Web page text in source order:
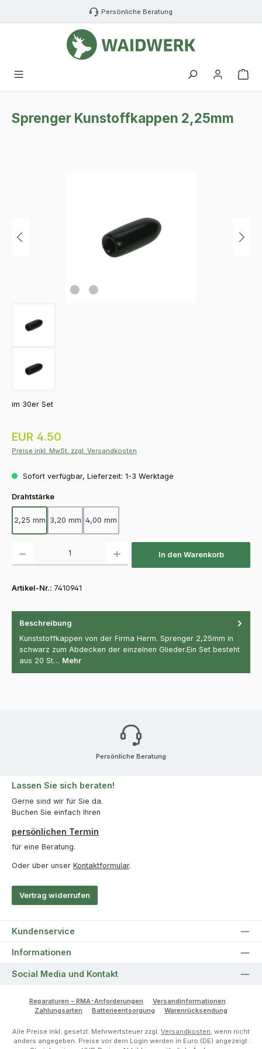
Zum Hauptinhalt springen Persönliche Beratung
Sprenger Kunstoffkappen 2,25mm
im 30er Set
Regulärer Preis:
EUR 4.50
Preise inkl. MwSt. zzgl. Versandkosten
Sofort verfügbar, Lieferzeit: 1-3 Werktage
Drahtstärkeauswählen
2,25 mm 3,20 mm 4,00 mm
In den Warenkorb
Artikel-Nr.: 7410941
Beschreibung
Kunststoffkappen von der Firma Herm. Sprenger 2,25mm in
schwarz zum Abdecken der einzelnen Glieder.Ein Set besteht
aus 20 St… Mehr
Persönliche Beratung
Lassen Sie sich beraten!
Gerne sind wir für Sie da.
Buchen Sie einfach Ihren
persönlichen Termin
für eine Beratung.
Oder über unser Kontaktformular.
Vertrag widerrufen
Kundenservice
Informationen
Social Media und Kontakt
Reparaturen – RMA-Anforderungen
Versandinformationen
Zahlungsarten
Batterieentsorgung Warenrücksendung
Alle Preise inkl. gesetzl. Mehrwertsteuer zzgl. Versandkosten, wenn nicht
anders angegeben. Preise vor dem Login werden in Euro (DE) angezeigt.